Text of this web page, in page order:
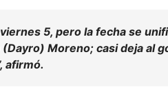
5, pero la fecha se
Moreno; casi deja al
afirmó.